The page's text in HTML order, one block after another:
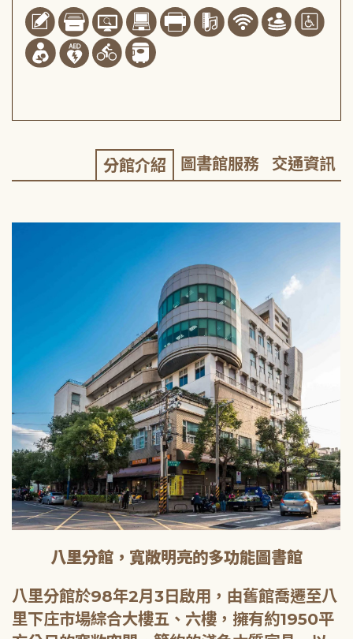
分館介紹 圖書館服務 交通資訊
八里分館，寬敞明亮的多功能圖書館
八里分館於98年2月3日啟用，由舊館喬遷至八
里下庄市場綜合大樓五、六樓，擁有約1950平